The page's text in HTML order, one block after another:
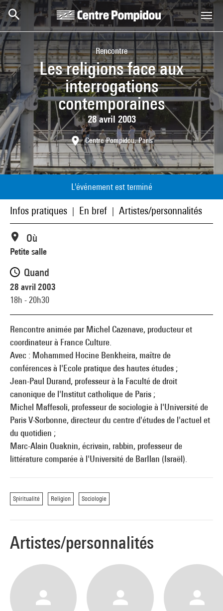
Aller au contenu principal
Centre Pompidou
Rencontre
Les religions face aux
interrogations
contemporaines
28 avril 2003
Centre Pompidou, Paris
L'événement est terminé
Infos pratiques En bref Artistes/personnalités
Rencontre animée par Michel Cazenave, producteur et
coordinateur à France Culture.
Avec : Mohammed Hocine Benkheira, maître de
conférences à l'Ecole pratique des hautes études ;
Jean-Paul Durand, professeur à la Faculté de droit
canonique de l'Institut catholique de Paris ;
Michel Maffesoli, professeur de sociologie à l'Université de
Paris V-Sorbonne, directeur du centre d'études de l'actuel et
du quotidien ;
Marc-Alain Ouaknin, écrivain, rabbin, professeur de
littérature comparée à l'Université de BarIlan (Israël).
Spiritualité Religion Sociologie
Où
Petite salle
Quand
28 avril 2003
18h - 20h30
Artistes/personnalités